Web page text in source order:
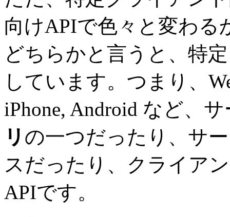
向けAPIで色々と変わる
どちらかと言うと、特
しています。つまり、
iPhone, Android など、
リ の一つだったり、サ
スだったり、クライア
APIです。